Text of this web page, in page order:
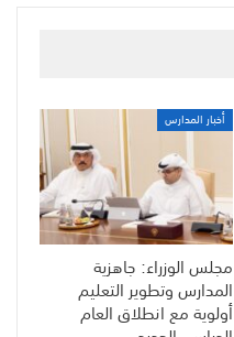
أخبار المدارس
مجلس الوزراء: جاهزية
المدارس وتطوير التعليم
أولوية مع انطلاق العام